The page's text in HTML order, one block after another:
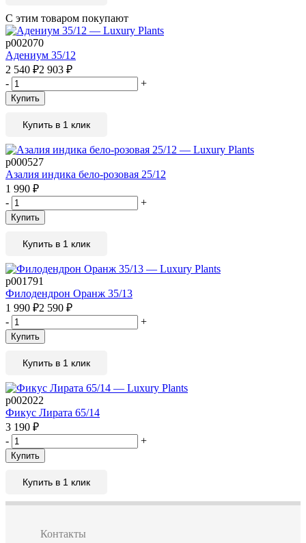
С этим товаром покупают
р002070
Адениум 35/12
2 540 ₽2 903 ₽
-
+
Купить
Купить в 1 клик
р000527
Азалия индика бело-розовая 25/12
1 990 ₽
-
+
Купить
Купить в 1 клик
р001791
Филодендрон Оранж 35/13
1 990 ₽2 590 ₽
-
+
Купить
Купить в 1 клик
р002022
Фикус Лирата 65/14
3 190 ₽
-
+
Купить
Купить в 1 клик
Контакты